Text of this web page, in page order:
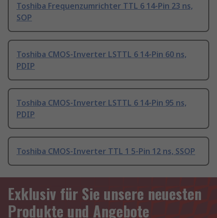
Toshiba Frequenzumrichter TTL 6 14-Pin 23 ns,
SOP
Toshiba CMOS-Inverter LSTTL 6 14-Pin 60 ns,
PDIP
Toshiba CMOS-Inverter LSTTL 6 14-Pin 95 ns,
PDIP
Toshiba CMOS-Inverter TTL 1 5-Pin 12 ns, SSOP
Exklusiv für Sie unsere neuesten
Produkte und Angebote